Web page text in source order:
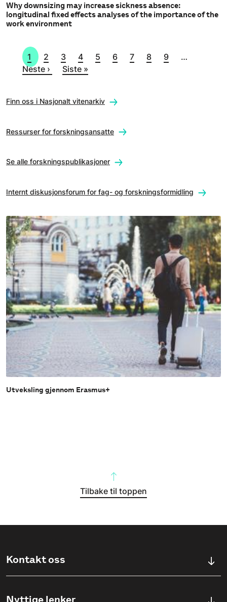
Why downsizing may increase sickness absence:
longitudinal fixed effects analyses of the importance of the
work environment
SiderSide
1 Side
2 Side
3 Side
4 Side
5 Side
6 Side
7 Side
8 Side
9 …
Neste ›
Siste side
Siste »
Finn oss i Nasjonalt vitenarkiv
Ressurser for forskningsansatte
Se alle forskningspublikasjoner
Internt diskusjonsforum for fag- og forskningsformidling
Utveksling gjennom Erasmus+
Tilbake til toppen
Kontakt oss
Nyttige lenker